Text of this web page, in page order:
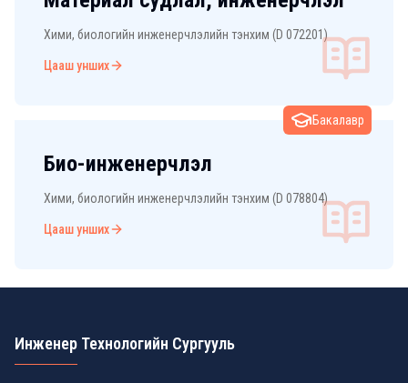
Хими, биологийн инженерчлэлийн тэнхим (D 072201)
Цааш унших
Бакалавр
Био-инженерчлэл
Хими, биологийн инженерчлэлийн тэнхим (D 078804)
Цааш унших
Инженер Технологийн Сургууль